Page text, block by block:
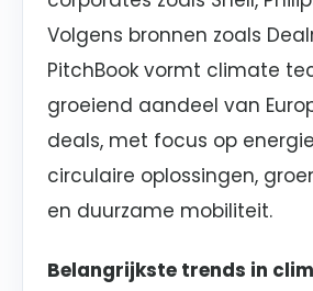
Volgens bronnen zoals
PitchBook vormt climate
groeiend aandeel van
deals, met focus op
circulaire oplossingen,
en duurzame mobiliteit.
Belangrijkste trends in